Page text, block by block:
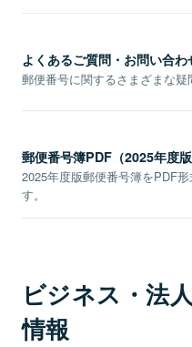
よくあるご質問・お問い合わ
郵便番号に関するさまざまな疑
郵便番号簿PDF（2025年度版
2025年度版郵便番号簿をPDF
す。
ビジネス・法
情報